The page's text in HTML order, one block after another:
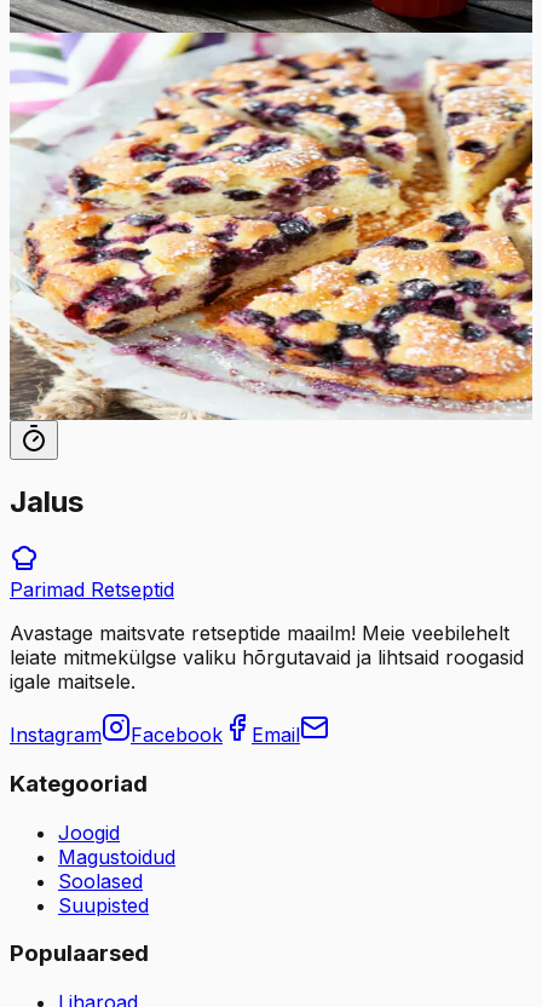
12tk
Keskmine
5.0 Hinnang:(3)
Lihtne mustikakook
Teie ees on lihtne mustikakook, mis on täis värskeid
marju ja mis valmib kiiresti. See on retsept, mida soovite
teha ikka ja jälle. See mahlane magushapukas
mustikakoogi retsept sobib ideaalselt igaks sündmuseks,
olgu siis tegemist peo korraldamisega või lihtsalt
perekeskse magustoidu nautimisega. Miks siis oodata?
Pange oma küpsetusvahendid valmis ja alustage selle
suussulava koogi valmistamist juba täna!
60min
6tk
Jalus
Parimad Retseptid
Avastage maitsvate retseptide maailm! Meie veebilehelt
leiate mitmekülgse valiku hõrgutavaid ja lihtsaid roogasid
igale maitsele.
Instagram Facebook Email
Kategooriad
Joogid
Magustoidud
Soolased
Suupisted
Populaarsed